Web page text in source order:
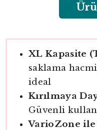
XL Kapasite
saklama
ideal
Kırılmaya
Güvenli
VarioZone